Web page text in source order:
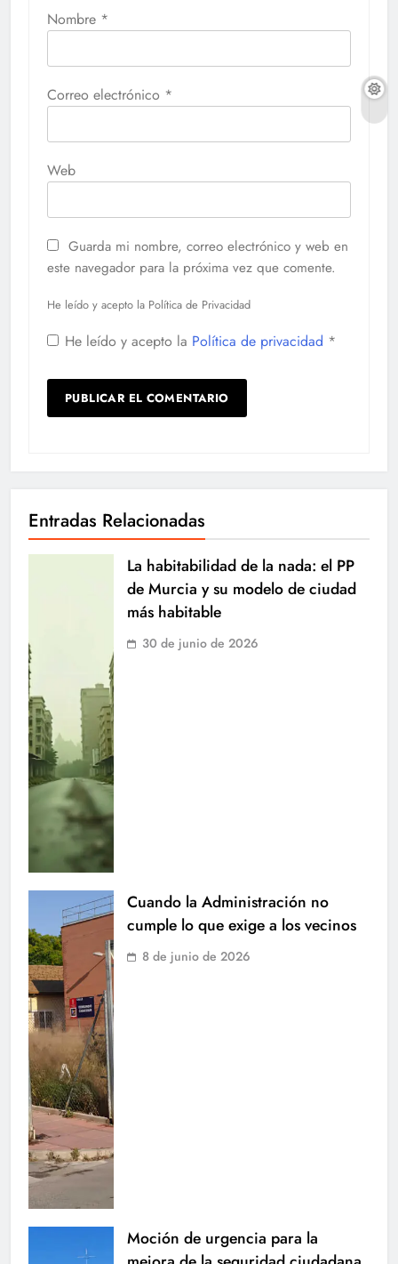
Nombre *
Correo electrónico *
Web
Guarda mi nombre, correo electrónico y web en
este navegador para la próxima vez que comente.
He leído y acepto la Política de Privacidad
He leído y acepto la Política de privacidad *
Entradas Relacionadas
La habitabilidad de la nada: el PP
de Murcia y su modelo de ciudad
más habitable
30 de junio de 2026
Cuando la Administración no
cumple lo que exige a los vecinos
8 de junio de 2026
Moción de urgencia para la